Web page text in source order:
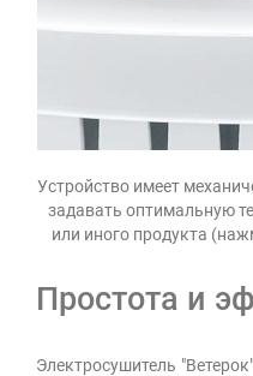
Устройство имеет
задавать оптимальную
или иного продукта
Простота и
Электросушитель